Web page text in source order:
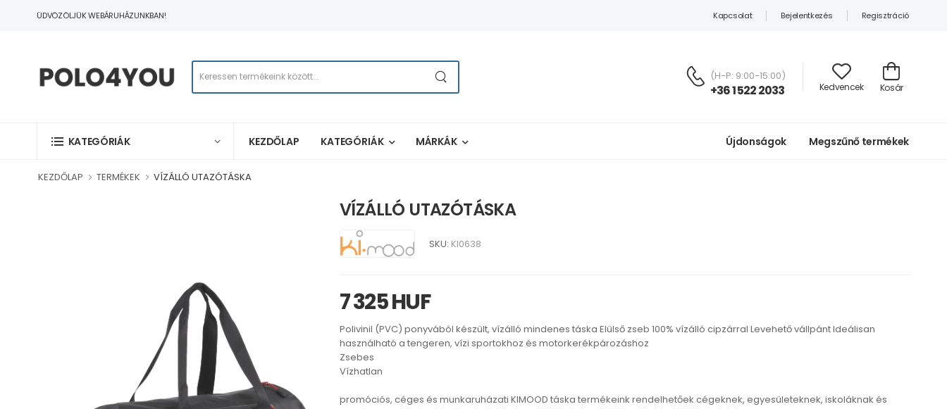
ÜDVÖZÖLJÜK WEBÁRUHÁZUNKBAN! Kapcsolat Bejelentkezés Regisztráció
(H-P: 9:00-15:00)
+36 1 522 2033 Kedvencek Kosár
KATEGÓRIÁK KEZDŐLAP KATEGÓRIÁK MÁRKÁK Újdonságok Megszűnő termékek
KEZDŐLAP TERMÉKEK VÍZÁLLÓ UTAZÓTÁSKA
VÍZÁLLÓ UTAZÓTÁSKA
SKU: KI0638
7 325 HUF
Polivinil (PVC) ponyvából készült, vízálló mindenes táska Elülső zseb 100% vízálló cipzárral Levehető vállpánt Ideálisan
használható a tengeren, vízi sportokhoz és motorkerékpározáshoz
Zsebes
Vízhatlan
promóciós, céges és munkaruházati KIMOOD táska termékeink rendelhetőek cégeknek, egyesületeknek, iskoláknak és